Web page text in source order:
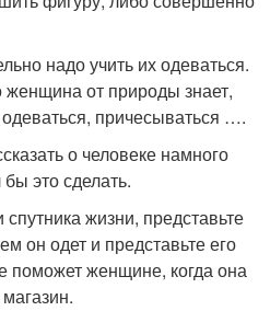
надо учить их одеваться.
женщина от природы знает,
причесываться ….
о человеке намного
это сделать.
жизни, представьте
он одет и представьте его
поможет женщине, когда она